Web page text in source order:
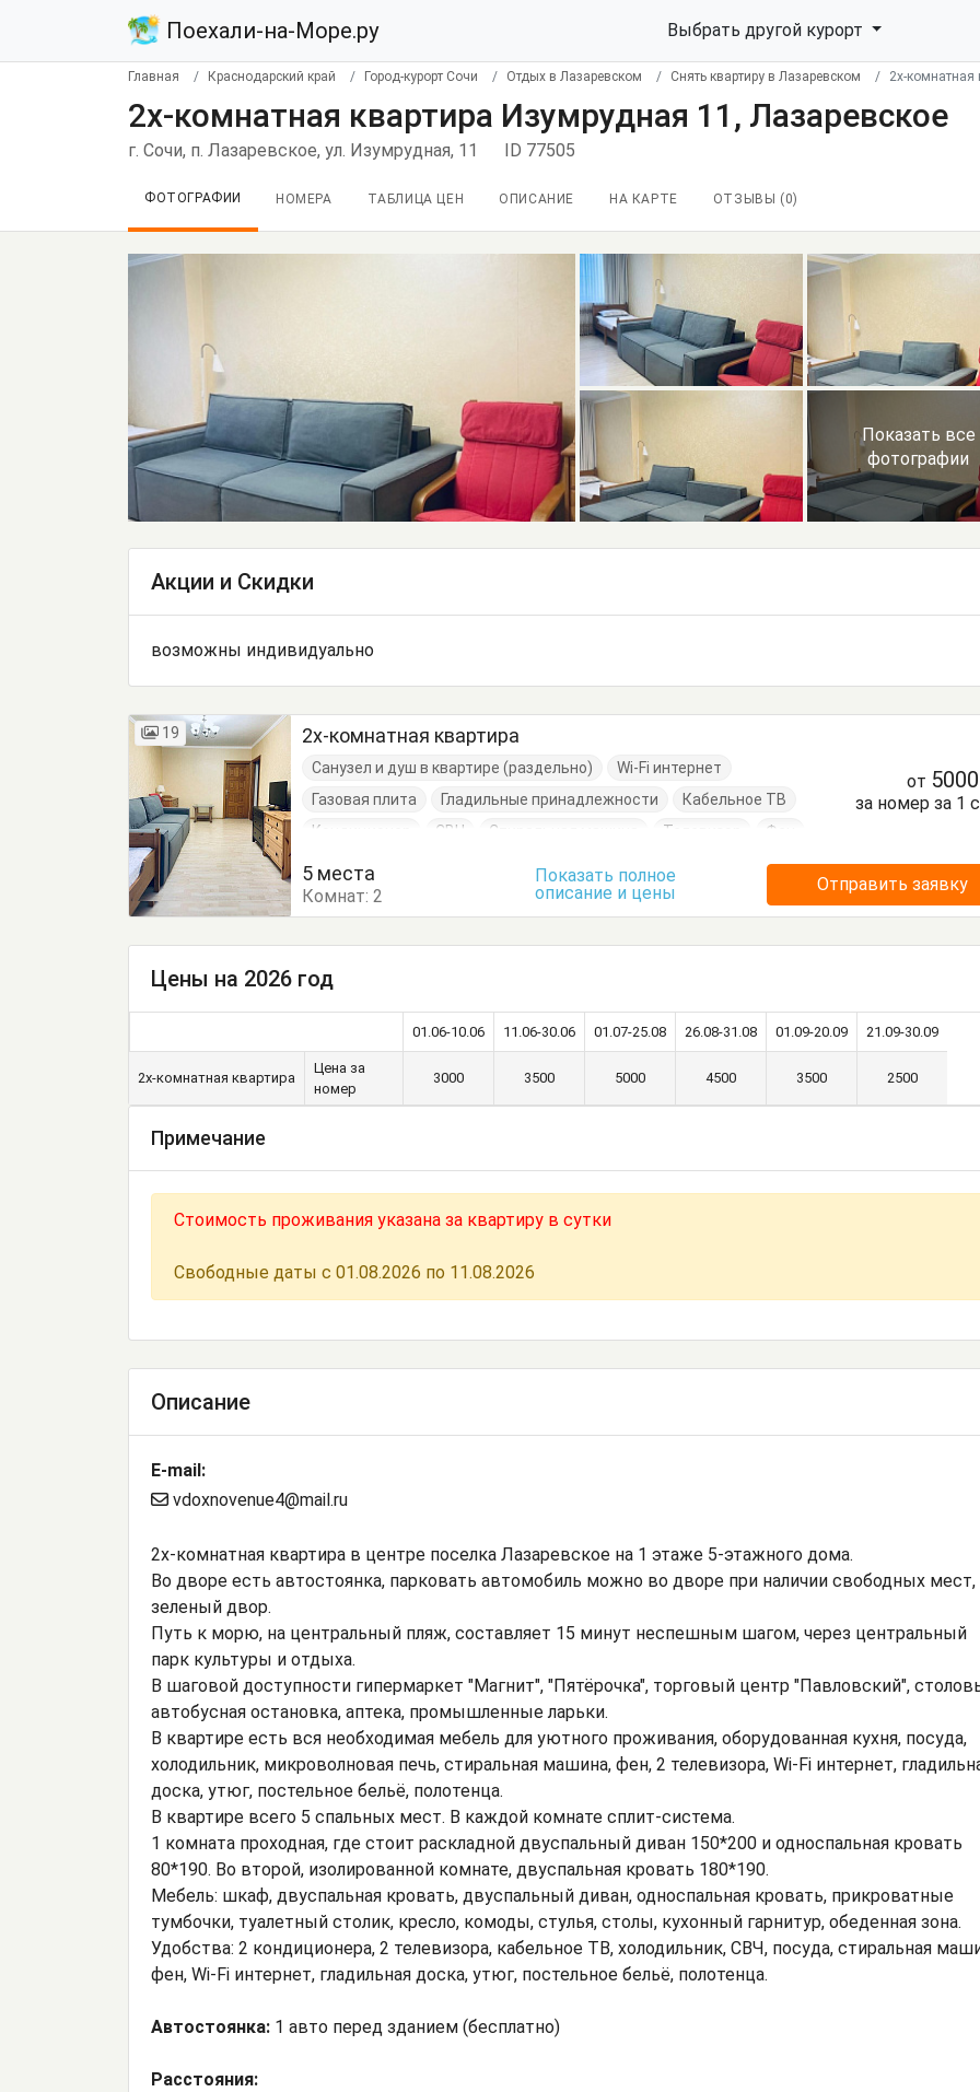
Поехали-на-Море.ру Выбрать другой курорт
Главная Краснодарский край Город-курорт Сочи Отдых в Лазаревском Снять квартиру в Лазаревском 2х-комнатная
2х-комнатная квартира Изумрудная 11, Лазаревское
г. Сочи, п. Лазаревское, ул. Изумрудная, 11 ID 77505
ФОТОГРАФИИ НОМЕРА ТАБЛИЦА ЦЕН ОПИСАНИЕ НА КАРТЕ ОТЗЫВЫ ( 0)
Показать все
фотографии
Акции и Скидки
возможны индивидуально
19 2х-комнатная квартира
Санузел и душ в квартире (раздельно)
Wi-Fi интернет
Газовая плита
Гладильные принадлежности
Кабельное ТВ
Кондиционер
СВЧ Стиральная машина Телевизор
Фен
Холодильник
Кресло
Кровать двуспальная
Кровать односпальная
от 5000
за номер за 1
5 места
Комнат:2
Показать полное
описание и цены
Отправить заявку
Цены на 2026 год
01.06-10.06 11.06-30.06 01.07-25.08 26.08-31.08 01.09-20.09 21.09-30.09
2х-комнатная квартира
Цена за
номер
3000 3500 5000 4500 3500 2500
Примечание
Стоимость проживания указана за квартиру в сутки
Свободные даты с 01.08.2026 по 11.08.2026
Описание
E-mail:
vdoxnovenue4@mail.ru
2х-комнатная квартира в центре поселка Лазаревское на 1 этаже 5-этажного дома.
Во дворе есть автостоянка, парковать автомобиль можно во дворе при наличии свободных мест,
зеленый двор.
Путь к морю, на центральный пляж, составляет 15 минут неспешным шагом, через центральный
парк культуры и отдыха.
В шаговой доступности гипермаркет "Магнит", "Пятёрочка", торговый центр "Павловский",
автобусная остановка, аптека, промышленные ларьки.
В квартире есть вся необходимая мебель для уютного проживания, оборудованная кухня, посуда,
холодильник, микроволновая печь, стиральная машина, фен, 2 телевизора, Wi-Fi интернет,
доска, утюг, постельное бельё, полотенца.
В квартире всего 5 спальных мест. В каждой комнате сплит-система.
1 комната проходная, где стоит раскладной двуспальный диван 150*200 и односпальная кровать
80*190. Во второй, изолированной комнате, двуспальная кровать 180*190.
Мебель: шкаф, двуспальная кровать, двуспальный диван, односпальная кровать, прикроватные
тумбочки, туалетный столик, кресло, комоды, стулья, столы, кухонный гарнитур, обеденная зона.
Удобства: 2 кондиционера, 2 телевизора, кабельное ТВ, холодильник, СВЧ, посуда, стиральная
фен, Wi-Fi интернет, гладильная доска, утюг, постельное бельё, полотенца.
Автостоянка: 1 авто перед зданием (бесплатно)
Расстояния: